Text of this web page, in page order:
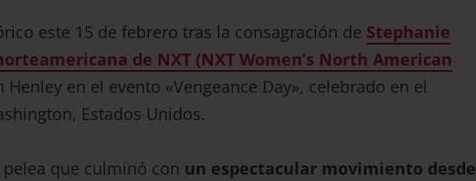
este 15 de febrero tras la consagración de Stephanie
de NXT (NXT Women’s North American
en el evento «Vengeance Day», celebrado en el
Estados Unidos.
que culminó con un espectacular movimiento desde